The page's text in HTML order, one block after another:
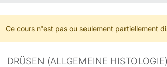
Ce cours n'est pas ou seulement partiellement
DRÜSEN (ALLGEMEINE HISTOLOGIE)